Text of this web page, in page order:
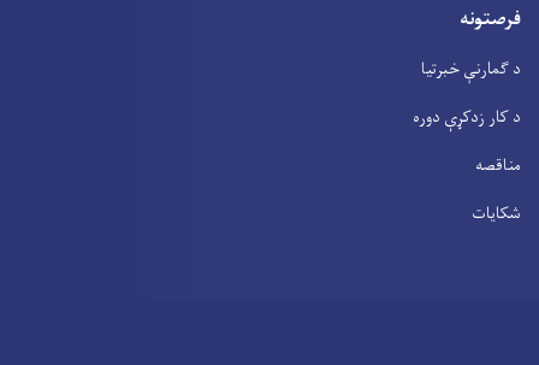
فرصتونه
د ګمارنې خبرتیا
د کار زدکړې دوره
مناقصه
شکایات